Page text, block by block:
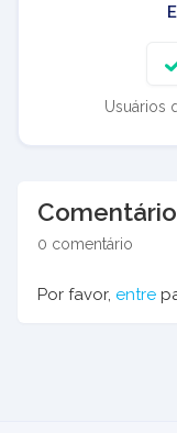
Usuários
0 comentário
Por favor, entre